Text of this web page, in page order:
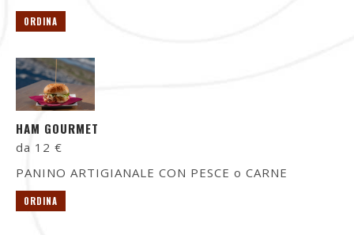
ORDINA
HAM GOURMET
da 12 €
PANINO ARTIGIANALE CON PESCE o CARNE
ORDINA